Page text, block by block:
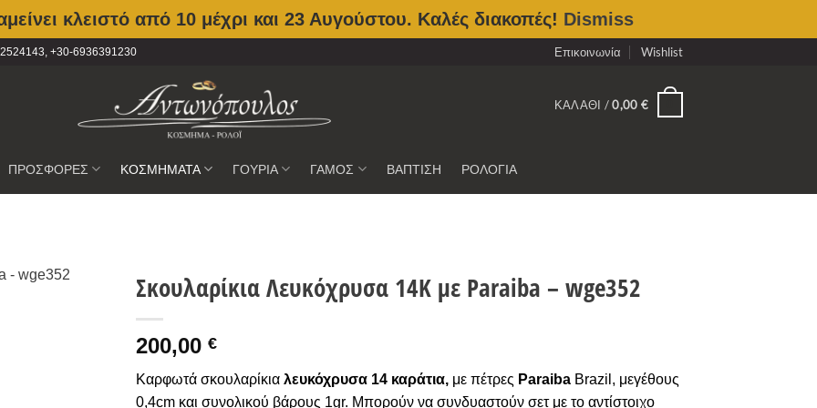
κλειστό από 10 μέχρι και 23 Αυγούστου. Καλές διακοπές! Dismiss
+30-6936391230 Επικοινωνία Wishlist
ΚΑΛΆΘΙ /0,00 €
ΠΡΟΣΦΟΡΕΣ ΚΟΣΜΗΜΑΤΑ ΓΟΥΡΙΑ ΓΑΜΟΣ ΒΑΠΤΙΣΗ ΡΟΛΟΓΙΑ
Σκουλαρίκια Λευκόχρυσα 14Κ με Paraiba – wge352
200,00 €
Καρφωτά σκουλαρίκια λευκόχρυσα 14 καράτια, με πέτρες Paraiba Brazil, μεγέθους
0,4cm και συνολικού βάρους 1gr. Μπορούν να συνδυαστούν σετ με το αντίστοιχο